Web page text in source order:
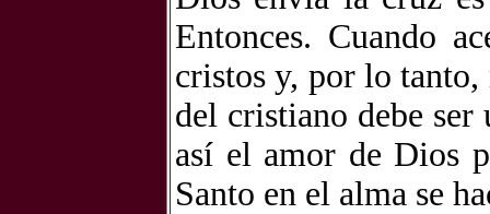
Entonces. Cuando
cristos y, por lo
del cristiano debe ser
así el amor de Dios
Santo en el alma se